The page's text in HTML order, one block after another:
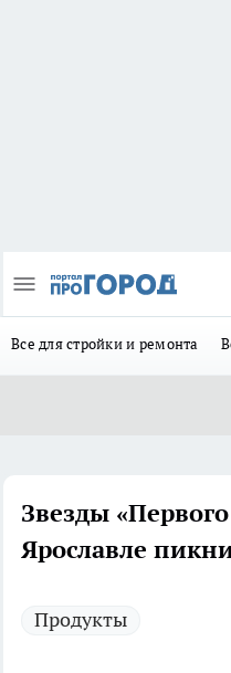
Все для стройки и ремонта
Звезды
Ярославле
Продукты